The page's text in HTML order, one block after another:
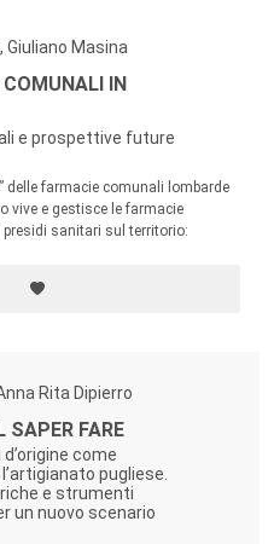
Giuliano Masina
COMUNALI IN
e prospettive future
delle farmacie comunali lombarde
vive e gestisce le farmacie
presidi sanitari sul territorio:
comunali.
Rita Dipierro
SAPER FARE
come
pugliese.
e strumenti
un nuovo scenario